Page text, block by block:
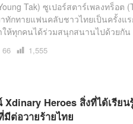
Tak) ซูเปอร์สตาร์เพลงทร็อต
ทักทายแฟนคลับชาวไทยเป็นครั้งแร
ให้ทุกคนได้ร่วมสนุกสนานไปด้วยกัน
เปิด
1,555
Heroes สิ่งที่ได้เรียน
มีต่อวายร้ายไทย